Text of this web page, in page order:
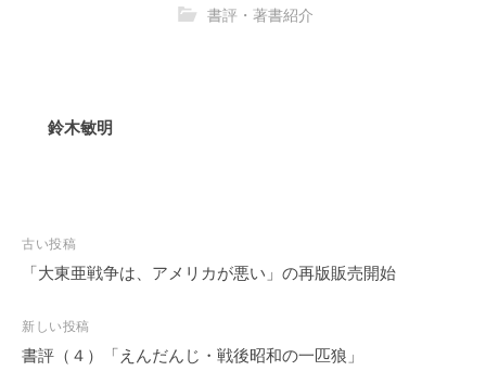
書評・著書紹介
鈴木敏明
投
稿
ナ
古い投稿
「大東亜戦争は、アメリカが悪い」の再版販売開始
新しい投稿
書評（４）「えんだんじ・戦後昭和の一匹狼」